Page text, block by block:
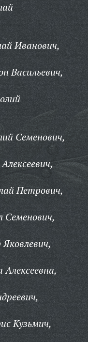
Иванович,
Васильевич,
Семенович,
Петрович,
Семенович,
Кузьмич,